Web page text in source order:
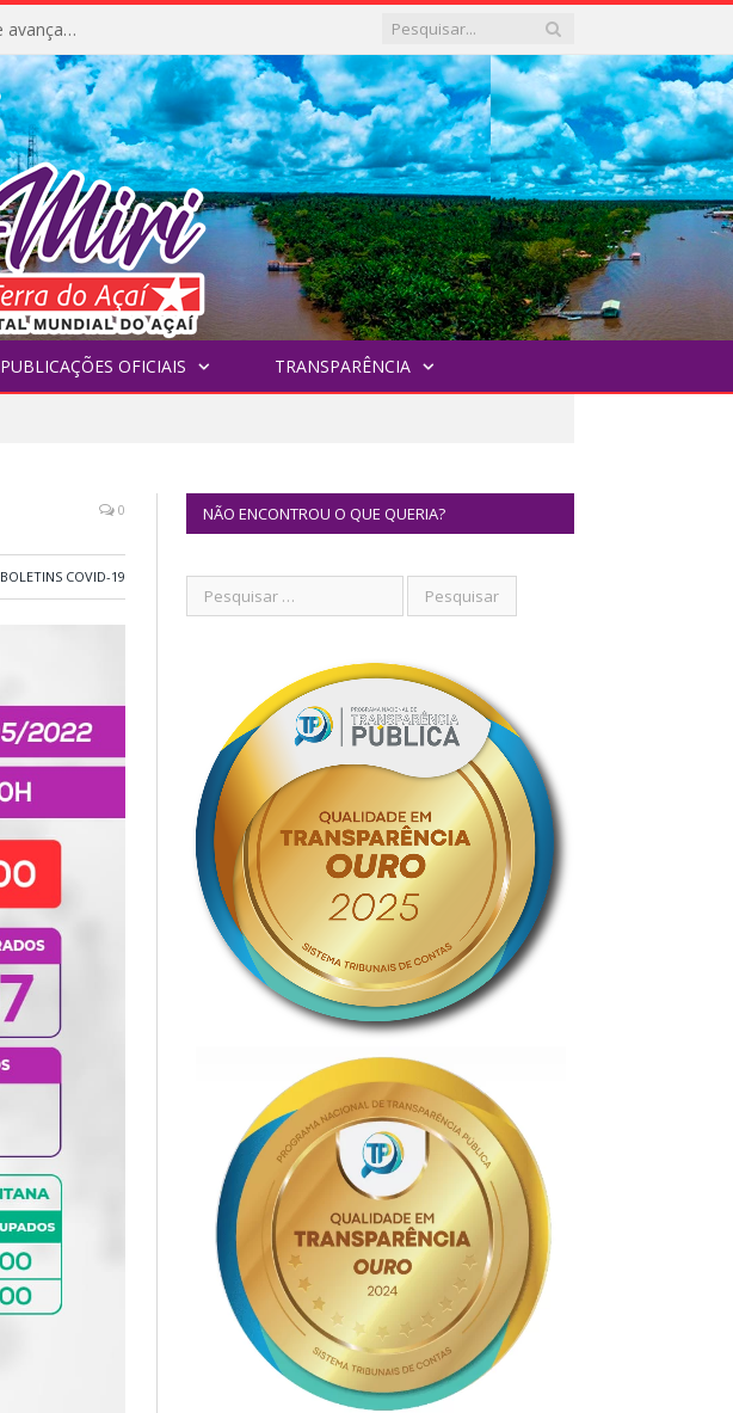
Igarapé-Miri conquista o melhor IDEB do Baixo Tocantins e avança na qualidade da educação pública
PUBLICAÇÕES OFICIAIS TRANSPARÊNCIA
0
BOLETINS COVID-19
NÃO ENCONTROU O QUE QUERIA?